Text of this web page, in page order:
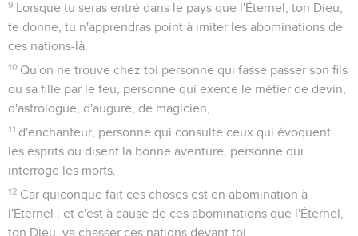
9 Lorsque tu seras entré dans le pays que l'Éternel, ton Dieu,
te donne, tu n'apprendras point à imiter les abominations de
ces nations-là.
10 Qu'on ne trouve chez toi personne qui fasse passer son fils
ou sa fille par le feu, personne qui exerce le métier de devin,
d'astrologue, d'augure, de magicien,
11 d'enchanteur, personne qui consulte ceux qui évoquent
les esprits ou disent la bonne aventure, personne qui
interroge les morts.
12 Car quiconque fait ces choses est en abomination à
l'Éternel ; et c'est à cause de ces abominations que l'Éternel,
ton Dieu, va chasser ces nations devant toi.